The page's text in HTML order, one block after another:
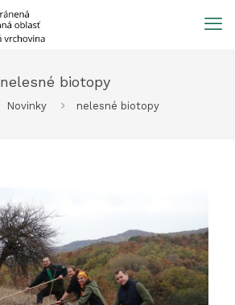
nelesné biotopy
Novinky nelesné biotopy